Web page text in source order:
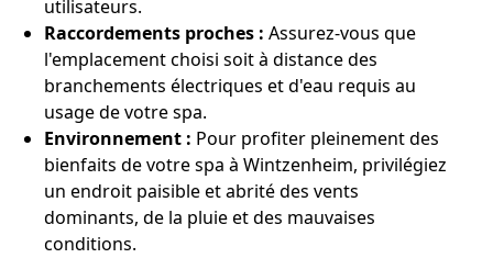
utilisateurs.
Raccordements proches : Assurez-vous que
l'emplacement choisi soit à distance des
branchements électriques et d'eau requis au
usage de votre spa.
Environnement : Pour profiter pleinement des
bienfaits de votre spa à Wintzenheim, privilégiez
un endroit paisible et abrité des vents
dominants, de la pluie et des mauvaises
conditions.